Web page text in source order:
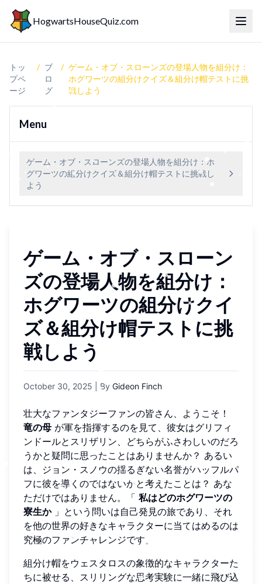
HogwartsHouseQuiz.com トグ
トッ
プペ
ージ
/ ブ
ロ
グ
/ ゲーム・オブ・スローンズの登場人物を組分け：
ホグワーツの組分けクイズ＆組分け帽テストに挑
戦しよう
Menu
ゲーム・オブ・スローンズの登場人物を組分け：ホ
グワーツの組分けクイズ＆組分け帽テストに挑戦し
よう
ゲーム・オブ・スローン
ズの登場人物を組分け：
ホグワーツの組分けクイ
ズ＆組分け帽テストに挑
戦しよう
October 30, 2025 | By Gideon Finch
壮大なファンタジーファンの皆さん、ようこそ！
竜の母 が軍を指揮するのを見て、彼女はグリフィ
ンドールとスリザリン、どちらがふさわしいのだろ
うかと疑問に思ったことはありませんか？ あるい
は、ジョン・スノウの揺るぎない名誉がハッフルパ
フに彼を導くのではないかと考えたことは？ あな
ただけではありません。「 私はどのホグワーツの
寮生か」という問いは自己発見の旅であり、それ
を他の世界の好きなキャラクターに当てはめるのは
究極のファンチャレンジです。
組分け帽をウェスタロスの象徴的なキャラクターた
ちに被せる、スリリングな思考実験に一緒に飛び込